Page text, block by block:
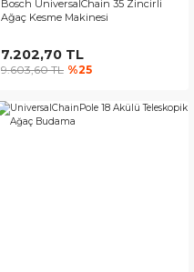
Bosch UniversalChain 35 Zincirli
Ağaç Kesme Makinesi
7.202,70 TL
9.603,60 TL %25